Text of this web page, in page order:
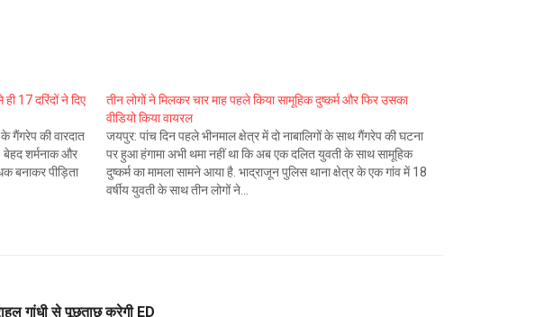
17 दरिंदों ने दिए
गैंगरेप की वारदात
शर्मनाक और
बनाकर पीड़िता
तीन लोगों ने मिलकर चार माह पहले किया सामूहिक दुष्कर्म और फिर उसका
वीडियो किया वायरल
जयपुर: पांच दिन पहले भीनमाल क्षेत्र में दो नाबालिगों के साथ गैंगरेप की घटना
पर हुआ हंगामा अभी थमा नहीं था कि अब एक दलित युवती के साथ सामूहिक
दुष्कर्म का मामला सामने आया है. भाद्राजून पुलिस थाना क्षेत्र के एक गांव में 18
वर्षीय युवती के साथ तीन लोगों ने…
गांधी से पूछताछ करेगी ED